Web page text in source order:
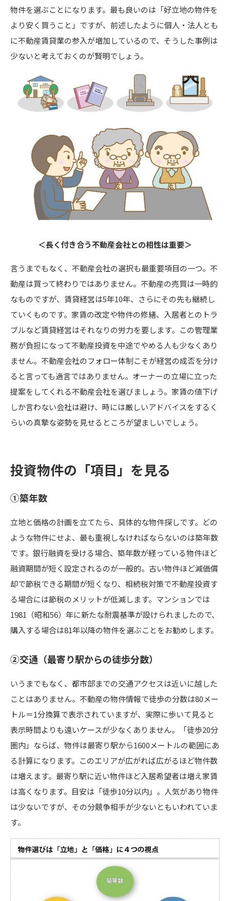
物件を選ぶことになります。最も良いのは「好立地の物件を
より安く買うこと」ですが、前述したように個人・法人とも
に不動産賃貸業の参入が増加しているので、そうした事例は
少ないと考えておくのが賢明でしょう。
＜長く付き合う不動産会社との相性は重要＞
言うまでもなく、不動産会社の選択も最重要項目の一つ。不
動産は買って終わりではありません。不動産の売買は一時的
なものですが、賃貸経営は5年10年、さらにその先も継続し
ていくものです。家賃の改定や物件の修繕、入居者とのトラ
ブルなど賃貸経営はそれなりの労力を要します。この管理業
務が負担になって不動産投資を中途でやめる人も少なくあり
ません。不動産会社のフォロー体制こそが経営の成否を分け
ると言っても過言ではありません。オーナーの立場に立った
提案をしてくれる不動産会社を選びましょう。家賃の値下げ
しか言わない会社は避け、時には厳しいアドバイスをするく
らいの真摯な姿勢を見せるところが望ましいでしょう。
投資物件の「項目」を見る
①築年数
立地と価格の計画を立てたら、具体的な物件探しです。どの
ような物件にせよ、最も重視しなければならないのは築年数
です。銀行融資を受ける場合、築年数が経っている物件ほど
融資期間が短く設定されるのが一般的。古い物件ほど減価償
却で節税できる期間が短くなり、相続税対策で不動産投資す
る場合には節税のメリットが低減します。マンションでは
1981（昭和56）年に新たな耐震基準が設けられましたので、
購入する場合は81年以降の物件を選ぶことをお勧めします。
➁交通（最寄り駅からの徒歩分数）
いうまでもなく、都市部までの交通アクセスは近いに越した
ことはありません。不動産の物件情報で徒歩の分数は80メー
トル＝1分換算で表示されていますが、実際に歩いて見ると
表示時間よりも遠いケースが少なくありません。「徒歩20分
圏内」ならば、物件は最寄り駅から1600メートルの範囲にあ
る計算になります。このエリアが広がれば広がるほど物件数
は増えます。最寄り駅に近い物件ほど入居希望者は増え家賃
は高くなります。目安は「徒歩10分以内」。人気があり物件
は少ないですが、その分競争相手が少ないともいわれていま
す。